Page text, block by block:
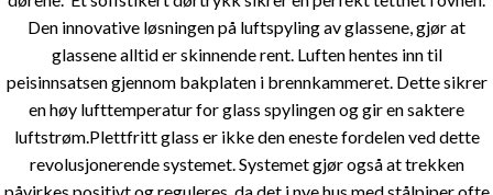
Den innovative løsningen på luftspyling av glassene, gjør at
glassene alltid er skinnende rent. Luften hentes inn til
peisinnsatsen gjennom bakplaten i brennkammeret. Dette sikrer
en høy lufttemperatur for glass spylingen og gir en saktere
luftstrøm.Plettfritt glass er ikke den eneste fordelen ved dette
revolusjonerende systemet. Systemet gjør også at trekken